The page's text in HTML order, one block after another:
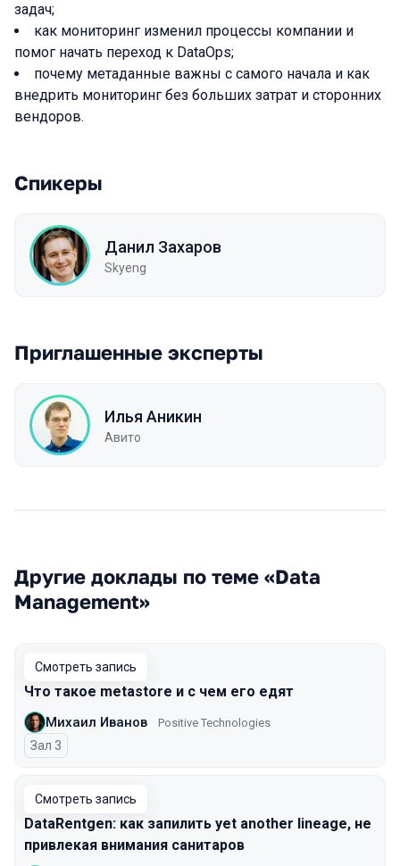
задач;
как мониторинг изменил процессы компании и
помог начать переход к DataOps;
почему метаданные важны с самого начала и как
внедрить мониторинг без больших затрат и сторонних
вендоров.
Спикеры
Данил Захаров
Skyeng
Приглашенные эксперты
Илья Аникин
Авито
Другие доклады по теме «Data
Management»
Смотреть запись
Что такое metastore и с чем его едят
Михаил Иванов Positive Technologies
Зал 3
Смотреть запись
DataRentgen: как запилить yet another lineage, не
привлекая внимания санитаров